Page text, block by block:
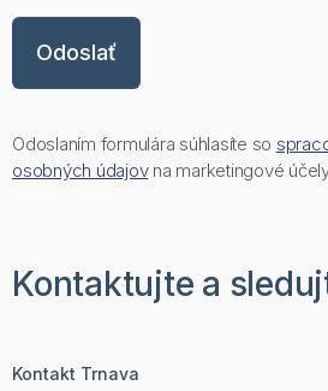
Odoslaním formulára súhlasíte so
osobných údajovna marketingové
Kontaktujte a
Kontakt Trnava